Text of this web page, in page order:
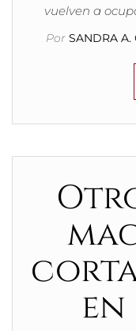
vuelven a
Por SANDRA A.